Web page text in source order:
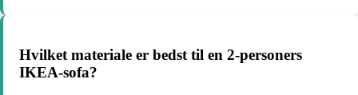
Hvilket materiale er bedst til en 2-personers
IKEA-sofa?